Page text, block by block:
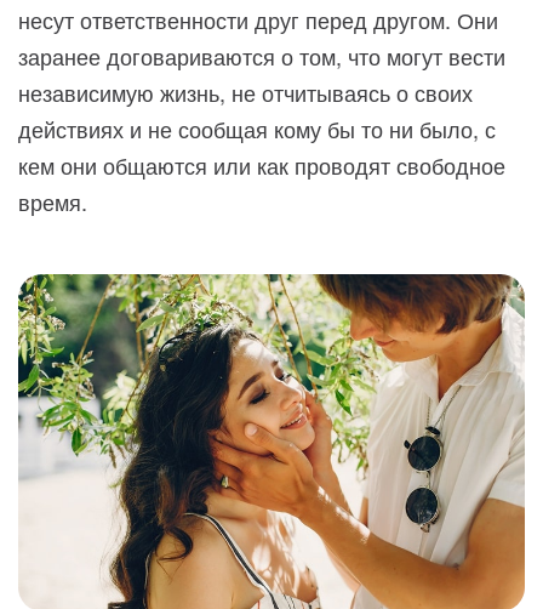
несут ответственности друг перед другом. Они
заранее договариваются о том, что могут вести
независимую жизнь, не отчитываясь о своих
действиях и не сообщая кому бы то ни было, с
кем они общаются или как проводят свободное
время.